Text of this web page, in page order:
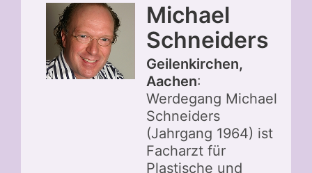
Michael
Schneiders
Geilenkirchen,
Aachen:
Werdegang Michael
Schneiders
(Jahrgang 1964) ist
Facharzt für
Plastische und